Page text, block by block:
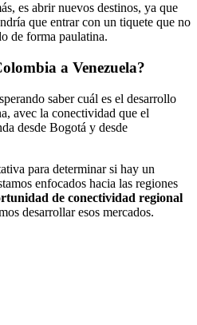
es abrir nuevos destinos, ya que
que entrar con un tiquete que no
de forma paulatina.
a Venezuela?
saber cuál es el desarrollo
avec la conectividad que el
desde Bogotá y desde
para determinar si hay un
enfocados hacia las regiones
de conectividad regional
desarrollar esos mercados.